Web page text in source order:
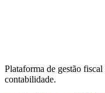
Plataforma de gestão
contabilidade.